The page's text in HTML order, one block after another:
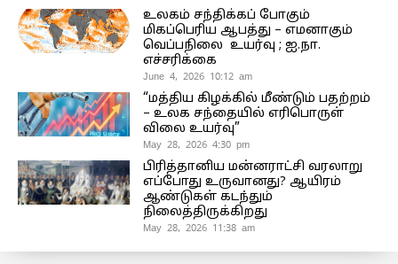
உலகம் சந்திக்கப் போகும்
மிகப்பெரிய ஆபத்து – எமனாகும்
வெப்பநிலை உயர்வு ; ஐ.நா.
எச்சரிக்கை
June 4, 2026 10:12 am
“மத்திய கிழக்கில் மீண்டும் பதற்றம்
– உலக சந்தையில் எரிபொருள்
விலை உயர்வு”
May 28, 2026 4:30 pm
பிரித்தானிய மன்னராட்சி வரலாறு
எப்போது உருவானது? ஆயிரம்
ஆண்டுகள் கடந்தும்
நிலைத்திருக்கிறது
May 28, 2026 11:38 am